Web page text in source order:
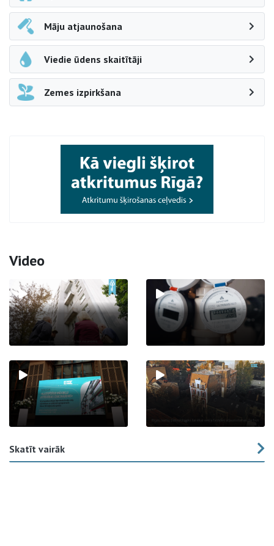
Māju atjaunošana
Viedie ūdens skaitītāji
Zemes izpirkšana
Video
Skatīt vairāk